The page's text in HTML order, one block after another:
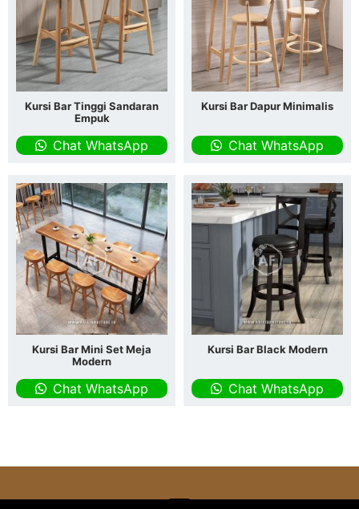
Kursi Bar Tinggi Sandaran
Empuk
Chat WhatsApp
Kursi Bar Dapur Minimalis
Chat WhatsApp
Kursi Bar Mini Set Meja
Modern
Chat WhatsApp
Kursi Bar Black Modern
Chat WhatsApp